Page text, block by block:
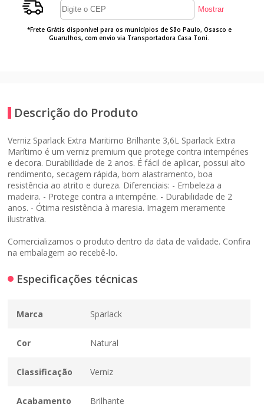
*Frete Grátis disponível para os municípios de São Paulo, Osasco e
Guarulhos, com envio via Transportadora Casa Toni.
Descrição do Produto
Verniz Sparlack Extra Maritimo Brilhante 3,6L Sparlack Extra
Marítimo é um verniz premium que protege contra intempéries
e decora. Durabilidade de 2 anos. É fácil de aplicar, possui alto
rendimento, secagem rápida, bom alastramento, boa
resistência ao atrito e dureza. Diferenciais: - Embeleza a
madeira. - Protege contra a intempérie. - Durabilidade de 2
anos. - Ótima resistência à maresia. Imagem meramente
ilustrativa.
Comercializamos o produto dentro da data de validade. Confira
na embalagem ao recebê-lo.
Especificações técnicas
Marca Sparlack
Cor Natural
Classificação Verniz
Acabamento Brilhante